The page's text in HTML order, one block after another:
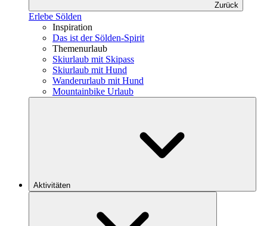
Zurück
Erlebe Sölden
Inspiration
Das ist der Sölden-Spirit
Themenurlaub
Skiurlaub mit Skipass
Skiurlaub mit Hund
Wanderurlaub mit Hund
Mountainbike Urlaub
Aktivitäten